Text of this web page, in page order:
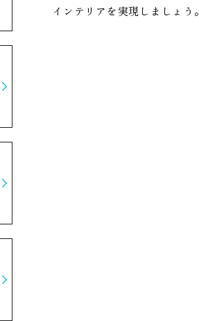
インテリアを実現しましょう。